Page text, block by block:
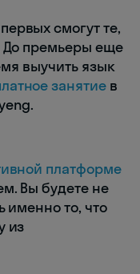
смогут те,
До премьеры еще
выучить язык
занятиев
платформе
Вы будете не
именно то, что
из